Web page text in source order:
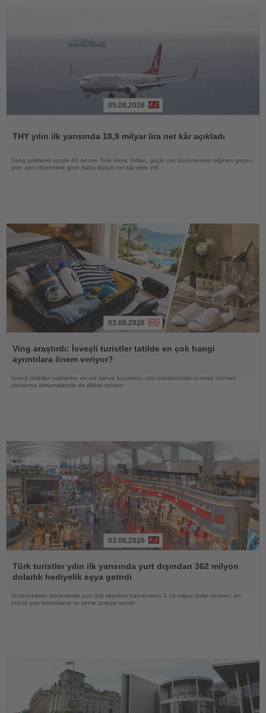
05.08.2026
THY yılın ilk yarısında 18,9 milyar lira net kâr açıkladı
Satış gelirlerini yüzde 43 artıran Türk Hava Yolları, güçlü ciro büyümesine rağmen geçen
yılın aynı dönemine göre daha düşük net kâr elde etti
Oku
03.08.2026
Ving araştırdı: İsveçli turistler tatilde en çok hangi
ayrıntılara önem veriyor?
İsveçli tatilciler valizlerine en sık kahve koyarken, otel odalarındaki ücretsiz ürünleri
yanlarına almamalarıyla da dikkat çekiyor
Oku
03.08.2026
Türk turistler yılın ilk yarısında yurt dışından 362 milyon
dolarlık hediyelik eşya getirdi
Ocak-haziran döneminde yurt dışı seyahat harcamaları 5,19 milyar dolar olurken, en
büyük pay konaklama ve yeme içmeye ayrıldı